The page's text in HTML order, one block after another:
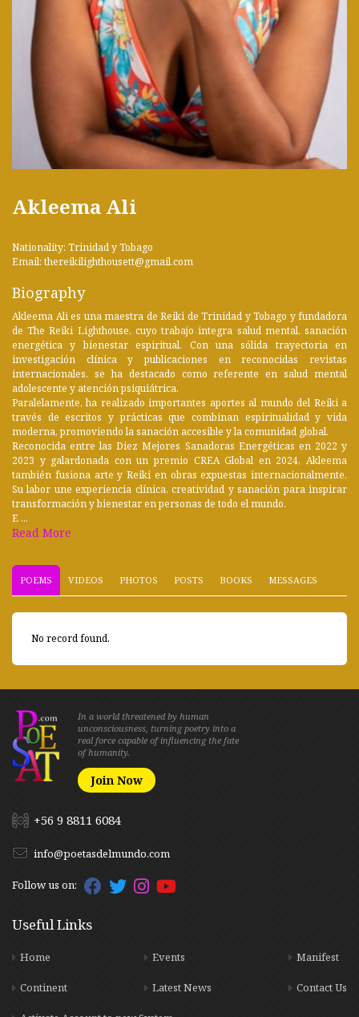
Akleema Ali
Nationality: Trinidad y Tobago
Email: thereikilighthousett@gmail.com
Biography
Akleema Ali es una maestra de Reiki de Trinidad y Tobago y fundadora
de The Reiki Lighthouse, cuyo trabajo integra salud mental, sanación
energética y bienestar espiritual. Con una sólida trayectoria en
investigación clínica y publicaciones en reconocidas revistas
internacionales, se ha destacado como referente en salud mental
adolescente y atención psiquiátrica.
Paralelamente, ha realizado importantes aportes al mundo del Reiki a
través de escritos y prácticas que combinan espiritualidad y vida
moderna, promoviendo la sanación accesible y la comunidad global.
Reconocida entre las Diez Mejores Sanadoras Energéticas en 2022 y
2023 y galardonada con un premio CREA Global en 2024, Akleema
también fusiona arte y Reiki en obras expuestas internacionalmente.
Su labor une experiencia clínica, creatividad y sanación para inspirar
transformación y bienestar en personas de todo el mundo.
E ...
Read More
POEMS VIDEOS PHOTOS POSTS BOOKS MESSAGES
No record found.
In a world threatened by human
unconsciousness, turning poetry into a
real force capable of influencing the fate
of humanity.
Join Now
+56 9 8811 6084
info@poetasdelmundo.com
Follow us on:
Useful Links
Home
Continent
Events
Latest News
Manifest
Contact Us